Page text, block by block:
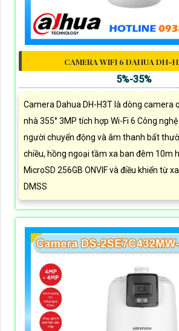
CAMERA WIFI 6 DAHUA DH-
5%-35%
Camera Dahua DH-H3T là dòng camera
nhà 355° 3MP tích hợp Wi-Fi 6 Công
người chuyển động và âm thanh bất
chiều, hồng ngoại tầm xa ban đêm 10m
MicroSD 256GB ONVIF và điều khiển từ
DMSS